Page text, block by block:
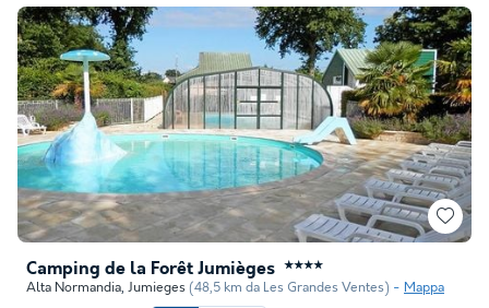
Camping de la Forêt Jumièges ★★★★
Alta Normandia, Jumieges (48,5 km da Les Grandes Ventes) Mappa